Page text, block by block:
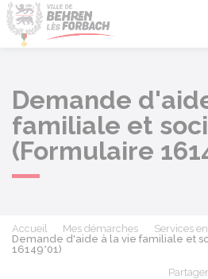
Demande
familiale et
(Formulaire
Accueil Mes démarches
Services
Demande d'aide à la vie familiale et
16149*01)
Partager